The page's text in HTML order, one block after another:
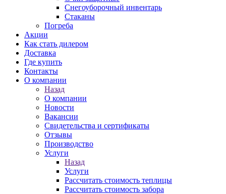
Снегоуборочный инвентарь
Стаканы
Погреба
Акции
Как стать дилером
Доставка
Где купить
Контакты
О компании
Назад
О компании
Новости
Вакансии
Свидетельства и сертификаты
Отзывы
Производство
Услуги
Назад
Услуги
Рассчитать стоимость теплицы
Рассчитать стоимость забора